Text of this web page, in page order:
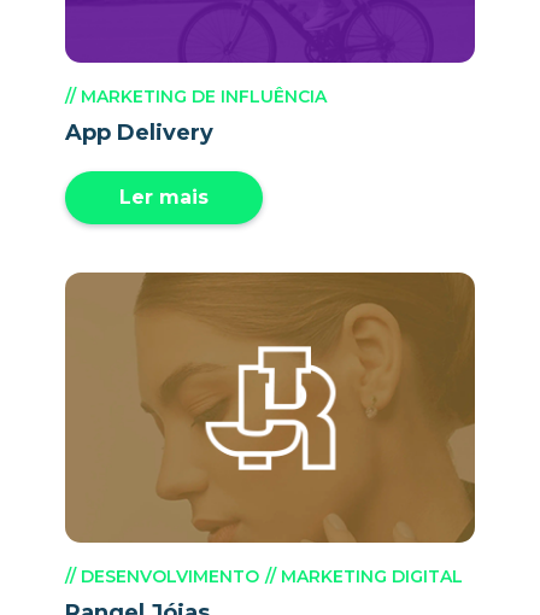
// MARKETING DE INFLUÊNCIA
App Delivery
Ler mais
// DESENVOLVIMENTO // MARKETING DIGITAL